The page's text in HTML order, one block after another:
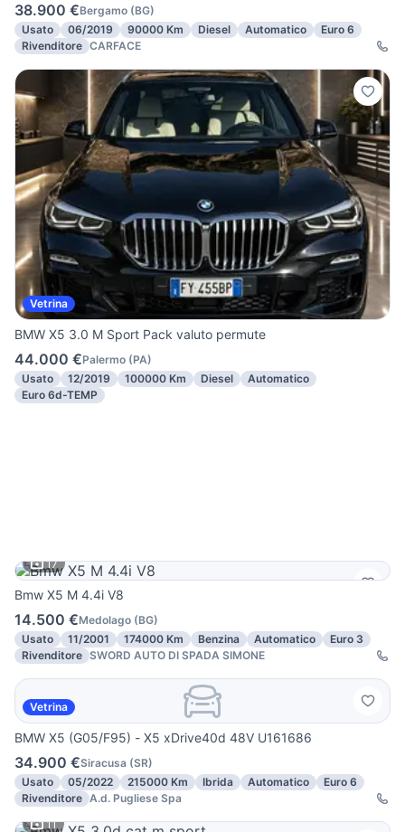
38.900 €Bergamo (BG)
Usato
06/2019 90000 Km Diesel Automatico
Euro 6
Rivenditore CARFACE
Vetrina
BMW X5 3.0 M Sport Pack valuto permute
44.000 €Palermo (PA)
Usato
12/2019 100000 Km Diesel
Automatico
Euro 6d-TEMP
17
Bmw X5 M 4.4i V8
14.500 €Medolago (BG)
Usato
11/2001 174000 Km Benzina Automatico
Euro 3
Rivenditore SWORD AUTO DI SPADA SIMONE
Vetrina
BMW X5 (G05/F95) - X5 xDrive40d 48V U161686
34.900 €Siracusa (SR)
Usato
05/2022 215000 Km Ibrida Automatico
Euro 6
Rivenditore A.d. Pugliese Spa
11